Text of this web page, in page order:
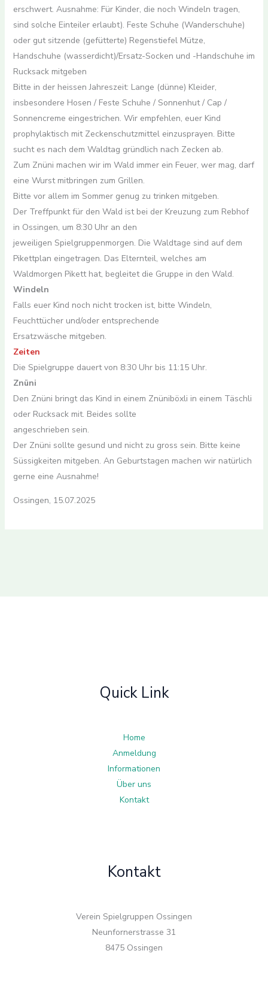
erschwert. Ausnahme: Für Kinder, die noch Windeln tragen,
sind solche Einteiler erlaubt). Feste Schuhe (Wanderschuhe)
oder gut sitzende (gefütterte) Regenstiefel Mütze,
Handschuhe (wasserdicht)/Ersatz-Socken und -Handschuhe im
Rucksack mitgeben
Bitte in der heissen Jahreszeit: Lange (dünne) Kleider,
insbesondere Hosen / Feste Schuhe / Sonnenhut / Cap /
Sonnencreme eingestrichen. Wir empfehlen, euer Kind
prophylaktisch mit Zeckenschutzmittel einzusprayen. Bitte
sucht es nach dem Waldtag gründlich nach Zecken ab.
Zum Znüni machen wir im Wald immer ein Feuer, wer mag, darf
eine Wurst mitbringen zum Grillen.
Bitte vor allem im Sommer genug zu trinken mitgeben.
Der Treffpunkt für den Wald ist bei der Kreuzung zum Rebhof
in Ossingen, um 8:30 Uhr an den
jeweiligen Spielgruppenmorgen. Die Waldtage sind auf dem
Pikettplan eingetragen. Das Elternteil, welches am
Waldmorgen Pikett hat, begleitet die Gruppe in den Wald.
Windeln
Falls euer Kind noch nicht trocken ist, bitte Windeln,
Feuchttücher und/oder entsprechende
Ersatzwäsche mitgeben.
Zeiten
Die Spielgruppe dauert von 8:30 Uhr bis 11:15 Uhr.
Znüni
Den Znüni bringt das Kind in einem Znüniböxli in einem Täschli
oder Rucksack mit. Beides sollte
angeschrieben sein.
Der Znüni sollte gesund und nicht zu gross sein. Bitte keine
Süssigkeiten mitgeben. An Geburtstagen machen wir natürlich
gerne eine Ausnahme!
Ossingen, 15.07.2025
Quick Link
Home
Anmeldung
Informationen
Über uns
Kontakt
Kontakt
Verein Spielgruppen Ossingen
Neunfornerstrasse 31
8475 Ossingen